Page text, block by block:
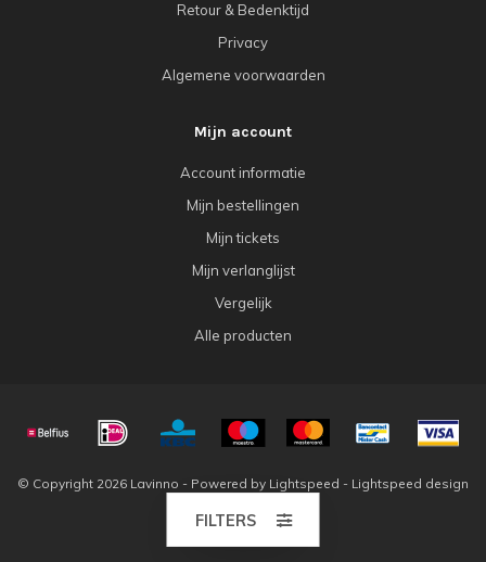
Retour & Bedenktijd
Privacy
Algemene voorwaarden
Mijn account
Account informatie
Mijn bestellingen
Mijn tickets
Mijn verlanglijst
Vergelijk
Alle producten
© Copyright 2026 Lavinno - Powered by Lightspeed - Lightspeed design
byDyvelopment
FILTERS